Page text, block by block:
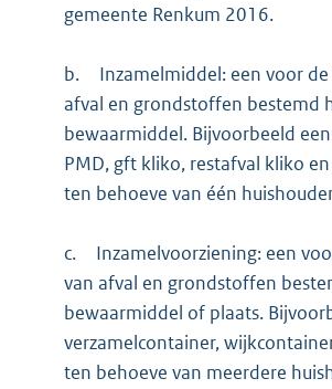
gemeente Renkum 2016.
b.
Inzamelmiddel: een voor
afval en grondstoffen bestemd
bewaarmiddel. Bijvoorbeeld
PMD, gft kliko, restafval kliko
ten behoeve van één
c.
Inzamelvoorziening: een
van afval en grondstoffen
bewaarmiddel of plaats.
verzamelcontainer,
ten behoeve van meerdere